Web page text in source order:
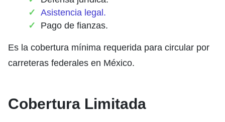
Asistencia legal.
Pago de fianzas.
Es la cobertura mínima requerida para circular por
carreteras federales en México.
Cobertura Limitada